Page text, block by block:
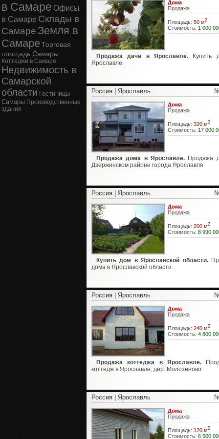
в Самаре Офисы
в Самаре Склады в
Самаре Земля в
СамареТорговая
площадь Самары
Коттеджи в Самаре
Недвижимость в
Самарской
области Гостиницы
Самары Производственные
здания
Дома
Продажа
Площадь: 50 м2
Стоимость: 1 000
Продажа дачи в Ярославле. Купить
Ярославле.
Россия | Ярославль
Дома
Продажа
Площадь: 320 м2
Стоимость: 17 000
Продажа дома в Ярославле. Продажа
Дзержинском районе города Ярославля
Россия | Ярославль
Дома
Продажа
Площадь: 200 м2
Стоимость: 8 990
Купить дом в Ярославской области.
дома в Ярославской области.
Россия | Ярославль
Дома
Продажа
Площадь: 240 м2
Стоимость: 4 800
Продажа коттеджа в Ярославле.
коттедж в Ярославле, дер. Молозиново.
Россия | Ярославль
Дома
Продажа
Площадь: 120 м2
Стоимость: 6 500